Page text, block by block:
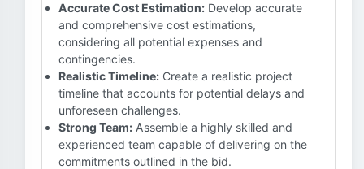
Accurate Cost Estimation: Develop accurate
and comprehensive cost estimations,
considering all potential expenses and
contingencies.
Realistic Timeline: Create a realistic project
timeline that accounts for potential delays and
unforeseen challenges.
Strong Team: Assemble a highly skilled and
experienced team capable of delivering on the
commitments outlined in the bid.